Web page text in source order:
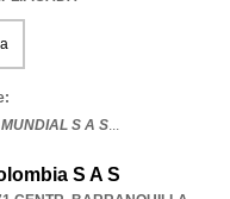
S A S...
S A S